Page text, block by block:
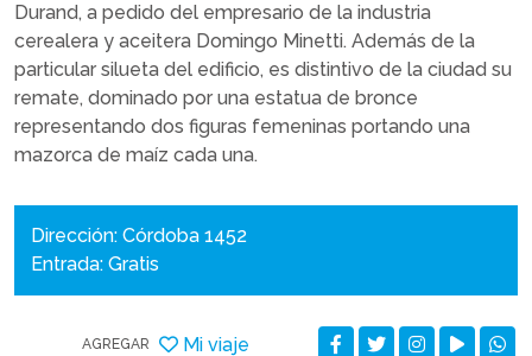
Durand, a pedido del empresario de la industria
cerealera y aceitera Domingo Minetti. Además de la
particular silueta del edificio, es distintivo de la ciudad su
remate, dominado por una estatua de bronce
representando dos figuras femeninas portando una
mazorca de maíz cada una.
Dirección: Córdoba 1452
Entrada: Gratis
AGREGAR Mi viaje